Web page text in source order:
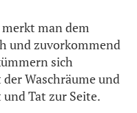
man dem
und zuvorkommend
sich
Waschräume und
Tat zur Seite.